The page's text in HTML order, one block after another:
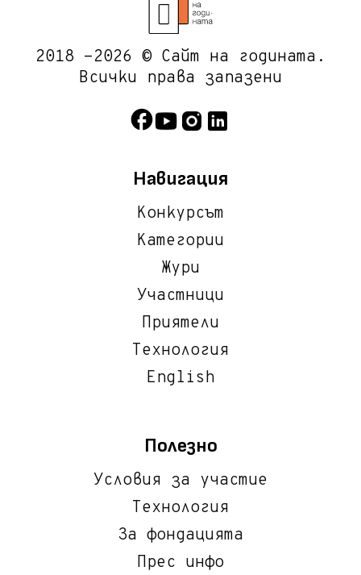
2018 -2026 © Сайт на годината.
Всички права запазени
Навигация
Конкурсът
Категории
Жури
Участници
Приятели
Технология
English
Полезно
Условия за участие
Технология
За фондацията
Прес инфо